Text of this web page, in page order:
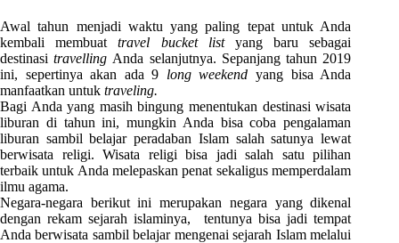
Awal tahun menjadi waktu yang paling tepat untuk Anda
kembali membuattravel bucket listyang baru sebagai
destinasi travelling Anda selanjutnya. Sepanjang tahun 2019
ini, sepertinya akan ada 9 long weekend yang bisa Anda
manfaatkan untuk traveling.
Bagi Anda yang masih bingung menentukan destinasi wisata
liburan di tahun ini, mungkin Anda bisa coba pengalaman
liburan sambil belajar peradaban Islam salah satunya lewat
berwisata religi. Wisata religi bisa jadi salah satu pilihan
terbaik untuk Anda melepaskan penat sekaligus memperdalam
ilmu agama.
Negara-negara berikut ini merupakan negara yang dikenal
dengan rekam sejarah islaminya, tentunya bisa jadi tempat
Anda berwisata sambil belajar mengenai sejarah Islam melalui